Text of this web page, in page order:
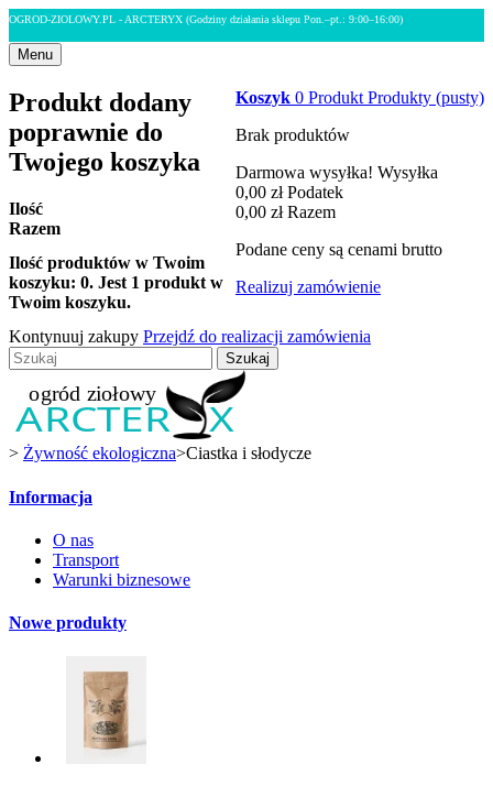
OGROD-ZIOLOWY.PL - ARCTERYX (Godziny działania sklepu Pon.–pt.: 9:00–16:00)
Menu
Koszyk 0 Produkt Produkty (pusty)
Brak produktów
Darmowa wysyłka! Wysyłka
0,00 zł Podatek
0,00 zł Razem
Podane ceny są cenami brutto
Realizuj zamówienie
Produkt dodany
poprawnie do
Twojego koszyka
Ilość
Razem
Ilość produktów w Twoim
koszyku: 0. Jest 1 produkt w
Twoim koszyku.
Kontynuuj zakupy Przejdź do realizacji zamówienia
Szukaj
> Żywność ekologiczna>Ciastka i słodycze
Informacja
O nas
Transport
Warunki biznesowe
Nowe produkty